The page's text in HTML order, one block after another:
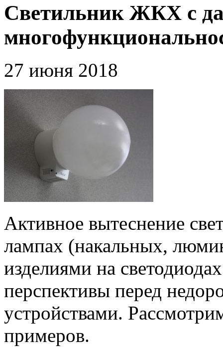
Светильник ЖКХ с
27 июня 2018
Активное вытеснение
лампах (накальных,
изделиями на
перспективы перед
устройствами.
примеров.